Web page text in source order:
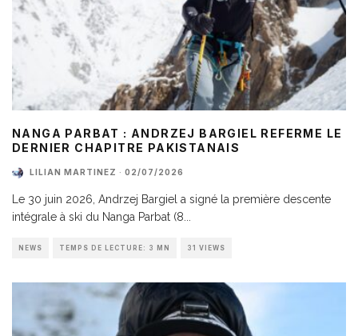
NANGA PARBAT : ANDRZEJ BARGIEL REFERME LE
DERNIER CHAPITRE PAKISTANAIS
LILIAN MARTINEZ · 02/07/2026
Le 30 juin 2026, Andrzej Bargiel a signé la première descente
intégrale à ski du Nanga Parbat (8
NEWS TEMPS DE LECTURE: 3 MN 31 VIEWS